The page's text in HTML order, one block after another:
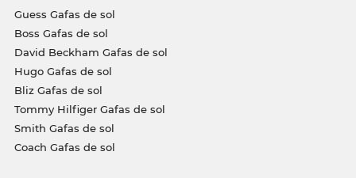
Guess Gafas de sol
Boss Gafas de sol
David Beckham Gafas de sol
Hugo Gafas de sol
Bliz Gafas de sol
Tommy Hilfiger Gafas de sol
Smith Gafas de sol
Coach Gafas de sol